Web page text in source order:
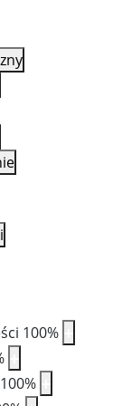
100%
100%